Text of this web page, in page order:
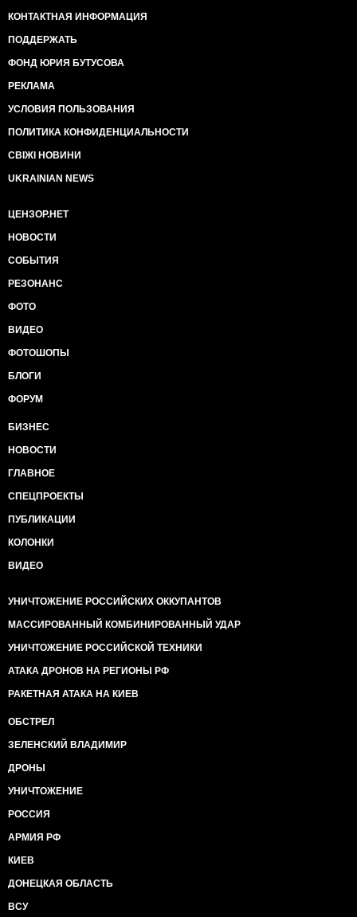
КОНТАКТНАЯ ИНФОРМАЦИЯ
ПОДДЕРЖАТЬ
ФОНД ЮРИЯ БУТУСОВА
РЕКЛАМА
УСЛОВИЯ ПОЛЬЗОВАНИЯ
ПОЛИТИКА КОНФИДЕНЦИАЛЬНОСТИ
СВІЖІ НОВИНИ
UKRAINIAN NEWS
ЦЕНЗОР.НЕТ
НОВОСТИ
СОБЫТИЯ
РЕЗОНАНС
ФОТО
ВИДЕО
ФОТОШОПЫ
БЛОГИ
ФОРУМ
БИЗНЕС
НОВОСТИ
ГЛАВНОЕ
СПЕЦПРОЕКТЫ
ПУБЛИКАЦИИ
КОЛОНКИ
ВИДЕО
УНИЧТОЖЕНИЕ РОССИЙСКИХ ОККУПАНТОВ
МАССИРОВАННЫЙ КОМБИНИРОВАННЫЙ УДАР
УНИЧТОЖЕНИЕ РОССИЙСКОЙ ТЕХНИКИ
АТАКА ДРОНОВ НА РЕГИОНЫ РФ
РАКЕТНАЯ АТАКА НА КИЕВ
ОБСТРЕЛ
ЗЕЛЕНСКИЙ ВЛАДИМИР
ДРОНЫ
УНИЧТОЖЕНИЕ
РОССИЯ
АРМИЯ РФ
КИЕВ
ДОНЕЦКАЯ ОБЛАСТЬ
ВСУ